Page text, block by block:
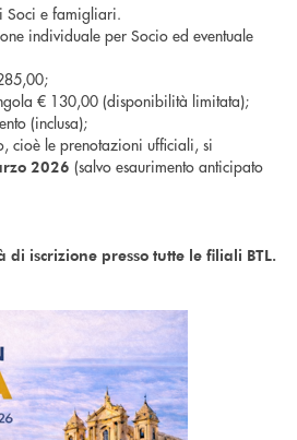
e famigliari.
individuale per Socio ed eventuale
€ 130,00 (disponibilità limitata);
(inclusa);
le prenotazioni ufficiali, si
2026 (salvo esaurimento anticipato
iscrizione presso tutte le filiali BTL.